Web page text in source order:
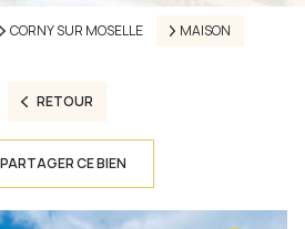
CORNY SUR MOSELLE MAISON
RETOUR
PARTAGER CE BIEN